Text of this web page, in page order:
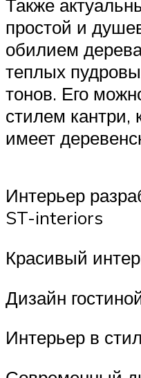
Также
простой и
обилием
теплых
тонов. Его
стилем кантри,
имеет
Интерьер
ST-interiors
Красивый
Дизайн
Интерьер в